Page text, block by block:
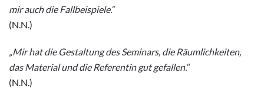
mir auch die Fallbeispiele.“
(N.N.)
„Mir hat die Gestaltung des Seminars, die Räumlichkeiten,
das Material und die Referentin gut gefallen.“
(N.N.)